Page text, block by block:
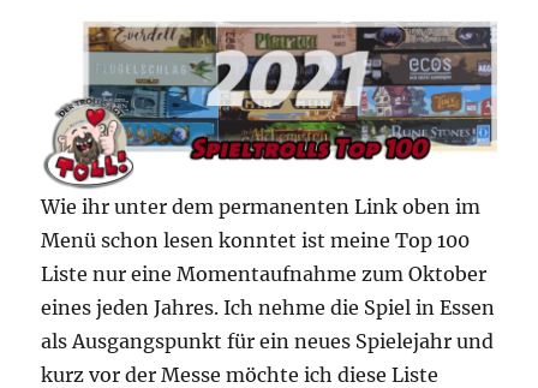
Wie ihr unter dem permanenten Link oben im
Menü schon lesen konntet ist meine Top 100
Liste nur eine Momentaufnahme zum Oktober
eines jeden Jahres. Ich nehme die Spiel in Essen
als Ausgangspunkt für ein neues Spielejahr und
kurz vor der Messe möchte ich diese Liste